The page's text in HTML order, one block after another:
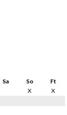
Sa So
Ft
X
X